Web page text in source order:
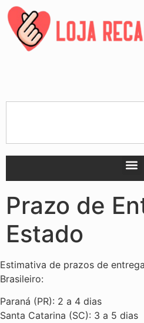
Prazo de
Estado
Estimativa de prazos de
Brasileiro:
Paraná (PR): 2 a 4 dias
Santa Catarina (SC): 3 a 5 dias